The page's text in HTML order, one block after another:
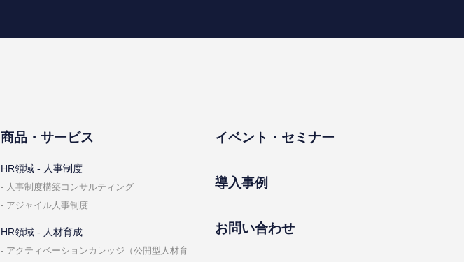
商品・サービス
HR領域 - ⼈事制度
⼈事制度構築コンサルティング
アジャイル⼈事制度
HR領域 - ⼈材育成
アクティベーションカレッジ（公開型⼈材育
イベント・セミナー
導⼊事例
お問い合わせ